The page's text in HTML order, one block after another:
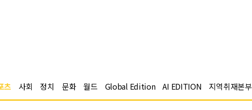
츠 사회 정치 문화 월드 Global Edition AI EDITION 지역취재본부